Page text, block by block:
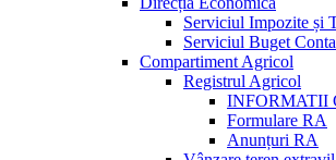
Serviciul Impozite și
Serviciul Buget
Compartiment Agricol
Registrul Agricol
INFORMATII
Formulare RA
Anunțuri RA